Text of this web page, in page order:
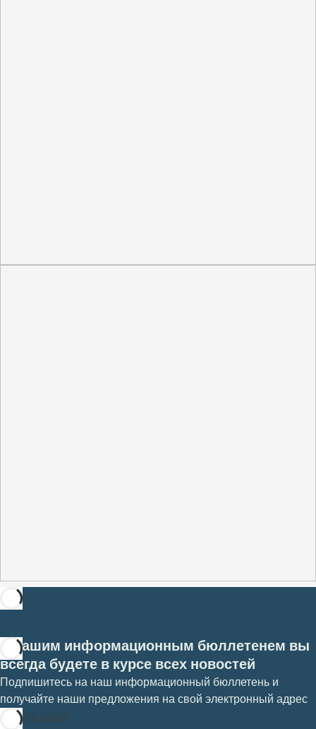
С нашим информационным бюллетенем вы
всегда будете в курсе всех новостей
Подпишитесь на наш информационный бюллетень и
получайте наши предложения на свой электронный адрес
Подписаться